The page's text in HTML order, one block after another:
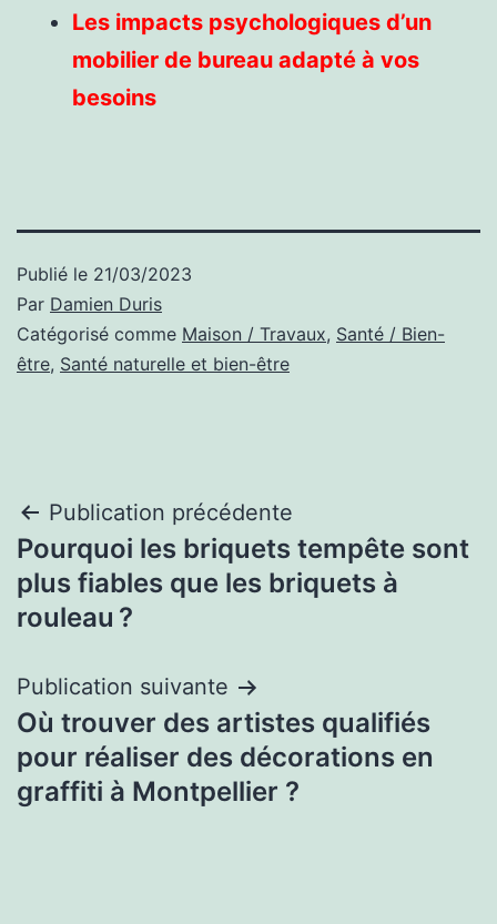
Les impacts psychologiques d’un
mobilier de bureau adapté à vos
besoins
Publié le 21/03/2023
Par Damien Duris
Catégorisé comme Maison / Travaux, Santé / Bien-
être, Santé naturelle et bien-être
Navigation
de
l’article
Publication précédente
Pourquoi les briquets tempête sont
plus fiables que les briquets à
rouleau ?
Publication suivante
Où trouver des artistes qualifiés
pour réaliser des décorations en
graffiti à Montpellier ?